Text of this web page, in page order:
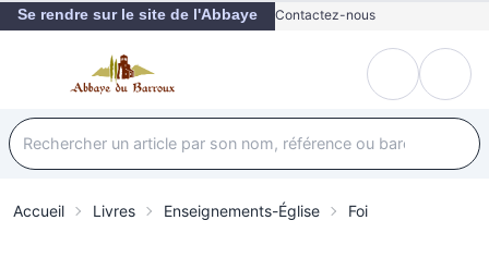
Se rendre sur le site de l'Abbaye Contactez-nous
Accueil Livres Enseignements-Église Foi